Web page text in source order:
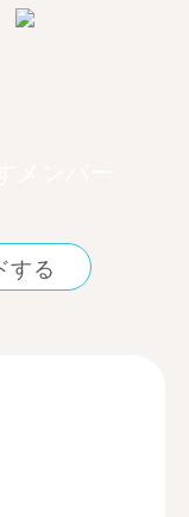
する